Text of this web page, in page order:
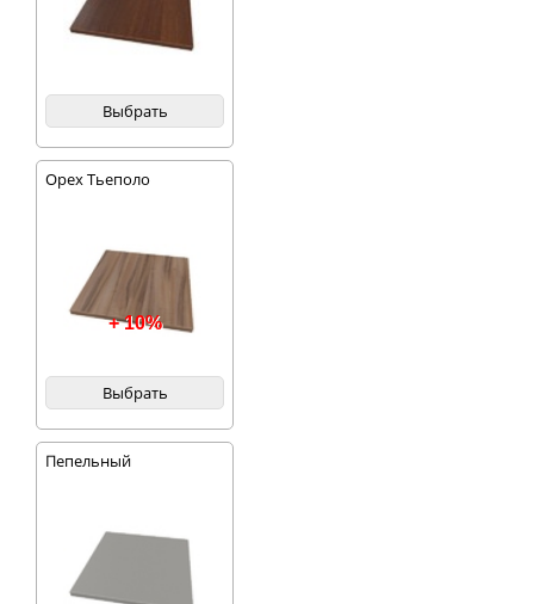
Выбрать
Орех Тьеполо
+ 10%
Выбрать
Пепельный